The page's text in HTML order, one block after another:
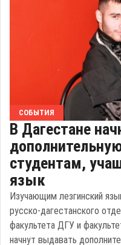
СОБЫТИЯ
В Дагестане
студентам,
язык
Изучающим лезгинский
русско-дагестанского
факультета ДГУ и
начнут выдавать